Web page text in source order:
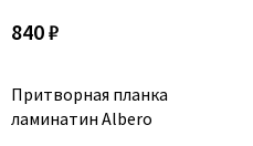
840 ₽
Притворная планка
ламинатин Albero